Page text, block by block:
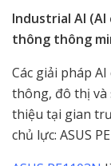
Industrial AI (AI
thông thông
Các giải pháp
thông, đô thị và
thiệu tại gian
chủ lực: ASUS